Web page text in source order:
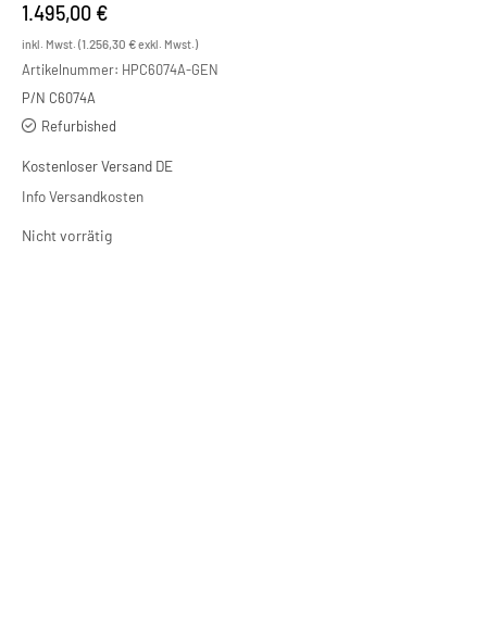
1.495,00 €
inkl. Mwst. (1.256,30 €exkl. Mwst.)
Artikelnummer: HPC6074A-GEN
P/N C6074A
Refurbished
Kostenloser Versand DE
Info Versandkosten
Nicht vorrätig